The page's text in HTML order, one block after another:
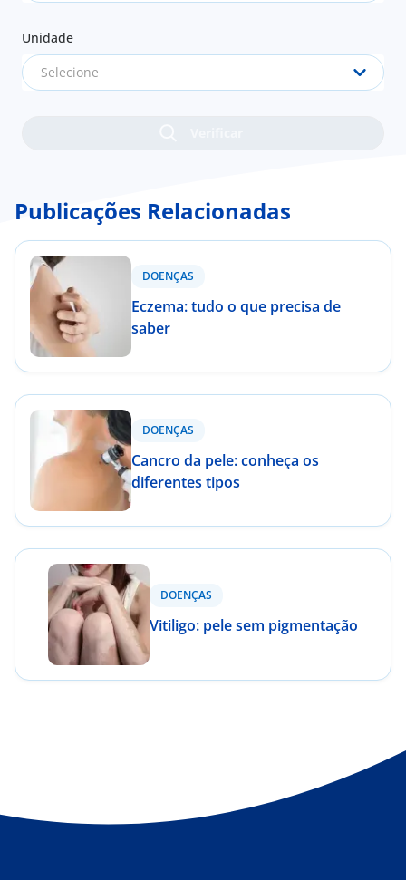
Unidade
Selecione
Publicações Relacionadas
DOENÇAS
Eczema: tudo o que precisa de
saber
DOENÇAS
Cancro da pele: conheça os
diferentes tipos
DOENÇAS
Vitiligo: pele sem pigmentação